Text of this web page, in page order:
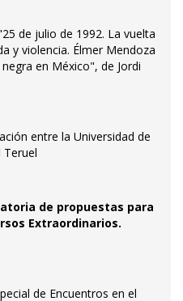
de julio de 1992. La vuelta
y violencia. Élmer Mendoza
en México", de Jordi
entre la Universidad de
Teruel
de propuestas para
Extraordinarios.
de Encuentros en el